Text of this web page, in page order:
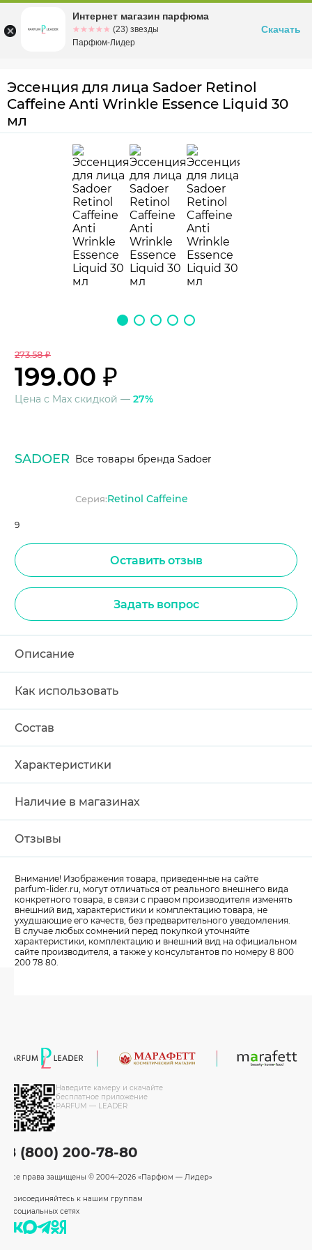
Омскул. Заозерная, 11, к. 1
Эссенция для лица Sadoer Retinol
Caffeine Anti Wrinkle Essence Liquid 30
мл
273.58 ₽
199.00 ₽
Цена с Max скидкой — 27%
SADOER Все товары бренда Sadoer
Серия:Retinol Caffeine
9
Оставить отзыв
Задать вопрос
Описание
Как использовать
Состав
Характеристики
Наличие в магазинах
Отзывы
Внимание! Изображения товара, приведенные на сайте
parfum-lider.ru, могут отличаться от реального внешнего вида
конкретного товара, в связи с правом производителя изменять
внешний вид, характеристики и комплектацию товара, не
ухудшающие его качеств, без предварительного уведомления.
В случае любых сомнений перед покупкой уточняйте
характеристики, комплектацию и внешний вид на официальном
сайте производителя, а также у консультантов по номеру 8 800
200 78 80.
Наведите камеру и скачайте
бесплатное приложение
PARFUM — LEADER
8 (800) 200-78-80
Все права защищены © 2004–2026 «Парфюм — Лидер»
Присоединяйтесь к нашим группам
в социальных сетях
Интернет магазин парфюма
☆☆☆☆☆
★★★★★ (23) звезды
Парфюм-Лидер
Скачать